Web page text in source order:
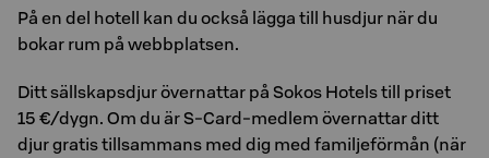
På en del ho­tell kan du också lägga till hus­djur när du
bokar rum på webb­plat­sen.
Ditt säll­skaps­djur över­nat­tar på Sokos Ho­tels till pri­set
15 €/dygn. Om du är S-Card-med­lem över­nat­tar ditt
djur gra­tis till­sam­mans med dig med fa­mil­je­för­mån (när